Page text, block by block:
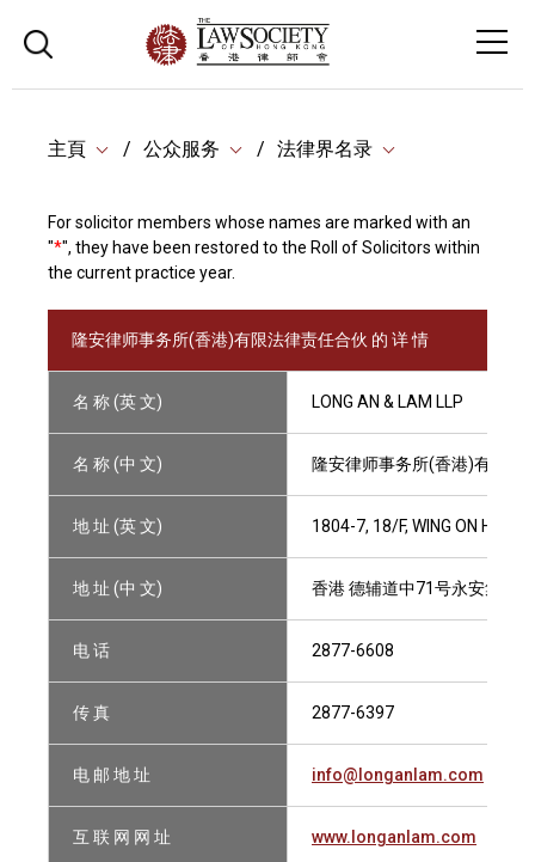
主頁 公众服务 法律界名录
For solicitor members whose names are marked with an
"*", they have been restored to the Roll of Solicitors within
the current practice year.
隆安律师事务所(香港)有限法律责任合伙 的 详 情
名 称 (英 文) LONG AN & LAM LLP
名 称 (中 文) 隆安律师事务所(香港)有限法
地 址 (英 文) 1804-7, 18/F, WING ON
地 址 (中 文) 香港 德辅道中71号永安集团
电 话 2877-6608
传 真 2877-6397
电 邮 地 址 info@longanlam.com
互 联 网 网 址 www.longanlam.com